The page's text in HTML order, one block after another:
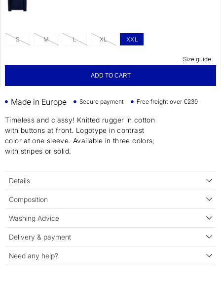
S M L XL XXL
Size guide
ADD TO CART
Made in Europe Secure payment Free freight over €239
Timeless and classy! Knitted rugger in cotton
with buttons at front. Logotype in contrast
color at one sleeve. Available in three colors;
with stripes or solid.
Details
Composition
Washing Advice
Delivery & payment
Need any help?